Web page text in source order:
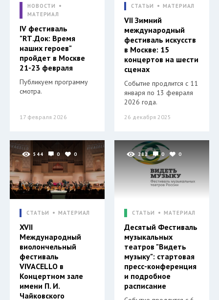
НОВОСТИ
МАТЕРИАЛ
IV фестиваль
"RТ.Док: Время
наших героев"
пройдет в Москве
21-23 февраля
Публикуем программу
смотра.
17 февраля 2026
СТАТЬИ МАТЕРИАЛ
VII Зимний
международный
фестиваль искусств
в Москве: 15
концертов на шести
сценах
Событие продлится с 11
января по 13 февраля
2026 года.
26 декабря 2025
544 0 0
СТАТЬИ МАТЕРИАЛ
XVII
Международный
виолончельный
фестиваль
VIVACELLO в
Концертном зале
имени П. И.
Чайковского
282 0 0
СТАТЬИ МАТЕРИАЛ
Десятый Фестиваль
музыкальных
театров "Видеть
музыку": стартовая
пресс-конференция
и подробное
расписание